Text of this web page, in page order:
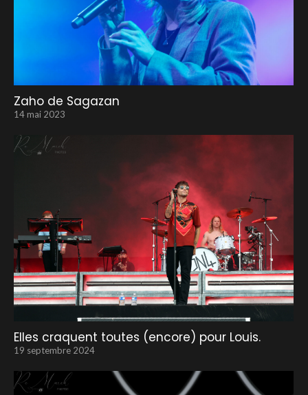
Zaho de Sagazan
14 mai 2023
Elles craquent toutes (encore) pour Louis.
19 septembre 2024